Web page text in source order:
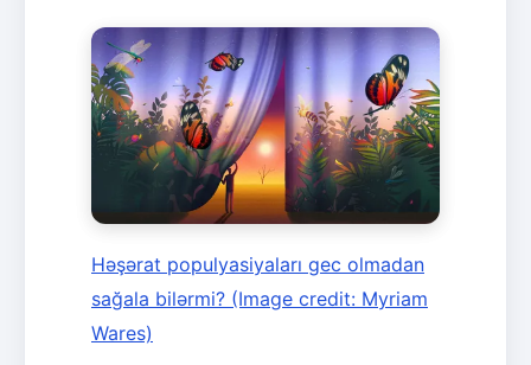
Həşərat populyasiyaları gec olmadan
sağala bilərmi? (Image credit: Myriam
Wares)